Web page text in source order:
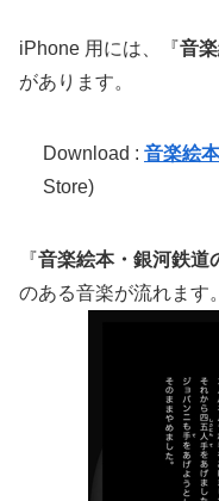
iPhone 用には、『音
があります。
Download : 音楽絵
Store)
『音楽絵本・銀河鉄道
のある音楽が流れます。